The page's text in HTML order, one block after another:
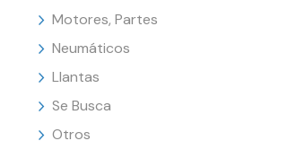
Motores, Partes
Neumáticos
Llantas
Se Busca
Otros